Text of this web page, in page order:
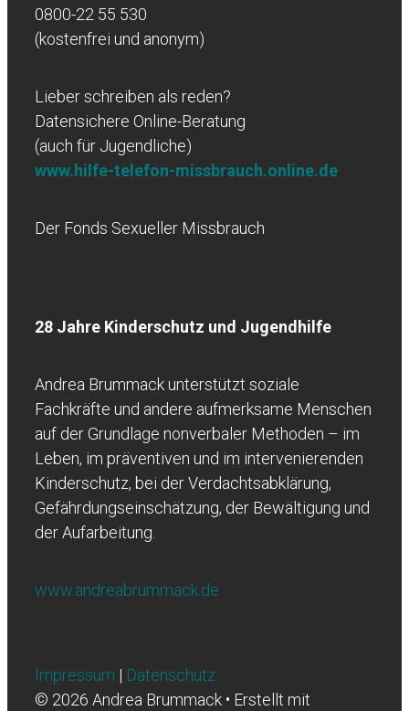
0800-22 55 530
(kostenfrei und anonym)
Lieber schreiben als reden?
Datensichere Online-Beratung
(auch für Jugendliche)
www.hilfe-telefon-missbrauch.online.de
Der Fonds Sexueller Missbrauch
28 Jahre Kinderschutz und Jugendhilfe
Andrea Brummack unterstützt soziale
Fachkräfte und andere aufmerksame Menschen
auf der Grundlage nonverbaler Methoden – im
Leben, im präventiven und im intervenierenden
Kinderschutz, bei der Verdachtsabklärung,
Gefährdungseinschätzung, der Bewältigung und
der Aufarbeitung.
www.andreabrummack.de
Impressum | Datenschutz
© 2026 Andrea Brummack • Erstellt mit